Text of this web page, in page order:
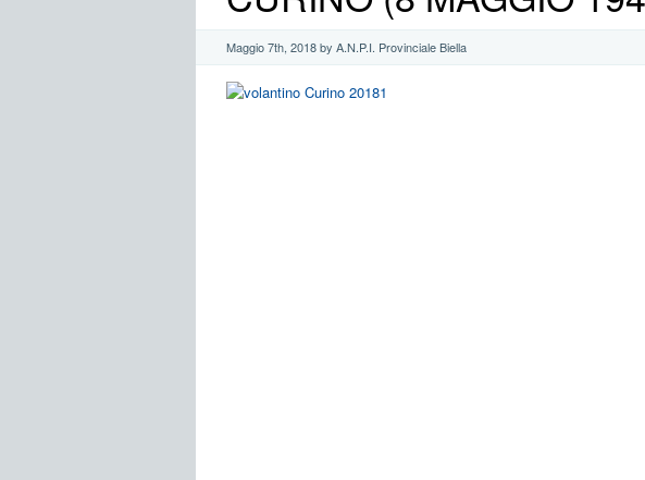
Maggio 7th, 2018 by A.N.P.I. Provinciale Biella